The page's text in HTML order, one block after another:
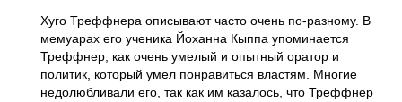
Хуго Треффнера описывают часто очень по-разному. В
мемуарах его ученика Йоханна Кыппа упоминается
Треффнер, как очень умелый и опытный оратор и
политик, который умел понравиться властям. Многие
недолюбливали его, так как им казалось, что Треффнер